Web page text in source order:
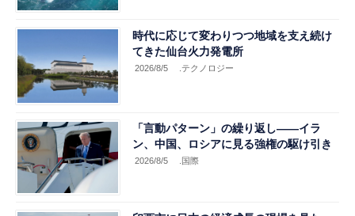
時代に応じて変わりつつ地域を支え続け
てきた仙台火力発電所
2026/8/5 .テクノロジー
「言動パターン」の繰り返し――イラ
ン、中国、ロシアに見る強権の駆け引き
2026/8/5 .国際